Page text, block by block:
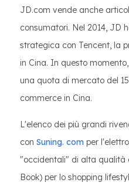
JD.com vende anche
consumatori. Nel 2014, JD
strategica con Tencent, la
in Cina. In questo
una quota di mercato del
commerce in Cina.
L'elenco dei più grandi
con Suning. com per
"occidentali" di alta qualità
Book) per lo shopping